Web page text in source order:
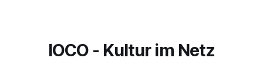
IOCO - Kultur im Netz